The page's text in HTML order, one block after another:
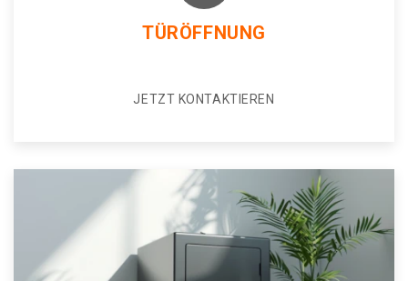
TÜRÖFFNUNG
JETZT KONTAKTIEREN